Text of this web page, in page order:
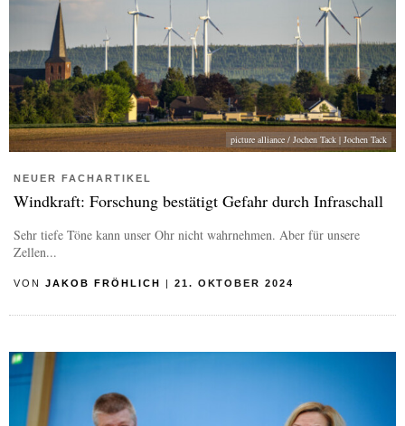
picture alliance / Jochen Tack | Jochen Tack
NEUER FACHARTIKEL
Windkraft: Forschung bestätigt Gefahr durch Infraschall
Sehr tiefe Töne kann unser Ohr nicht wahrnehmen. Aber für unsere
Zellen...
VON JAKOB FRÖHLICH 21. OKTOBER 2024